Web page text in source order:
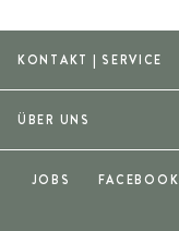
KONTAKT | SERVICE
ÜBER UNS
JOBS FACEBOOK